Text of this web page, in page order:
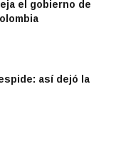
el gobierno de
así dejó la